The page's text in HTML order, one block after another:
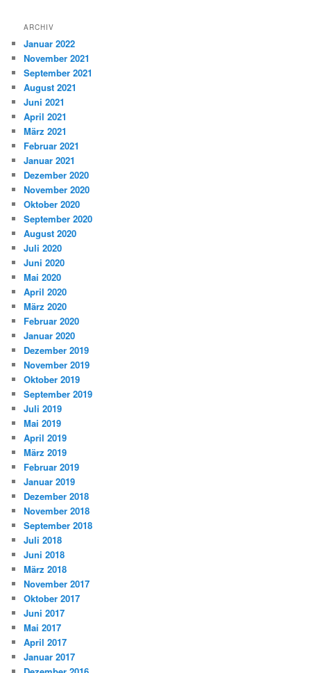
ARCHIV
Januar 2022
November 2021
September 2021
August 2021
Juni 2021
April 2021
März 2021
Februar 2021
Januar 2021
Dezember 2020
November 2020
Oktober 2020
September 2020
August 2020
Juli 2020
Juni 2020
Mai 2020
April 2020
März 2020
Februar 2020
Januar 2020
Dezember 2019
November 2019
Oktober 2019
September 2019
Juli 2019
Mai 2019
April 2019
März 2019
Februar 2019
Januar 2019
Dezember 2018
November 2018
September 2018
Juli 2018
Juni 2018
März 2018
November 2017
Oktober 2017
Juni 2017
Mai 2017
April 2017
Januar 2017